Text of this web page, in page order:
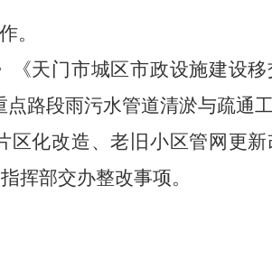
。
天门市城区市政设施建设
路段雨污水管道清淤与疏通
化改造、老旧小区管网更
挥部交办整改事项。